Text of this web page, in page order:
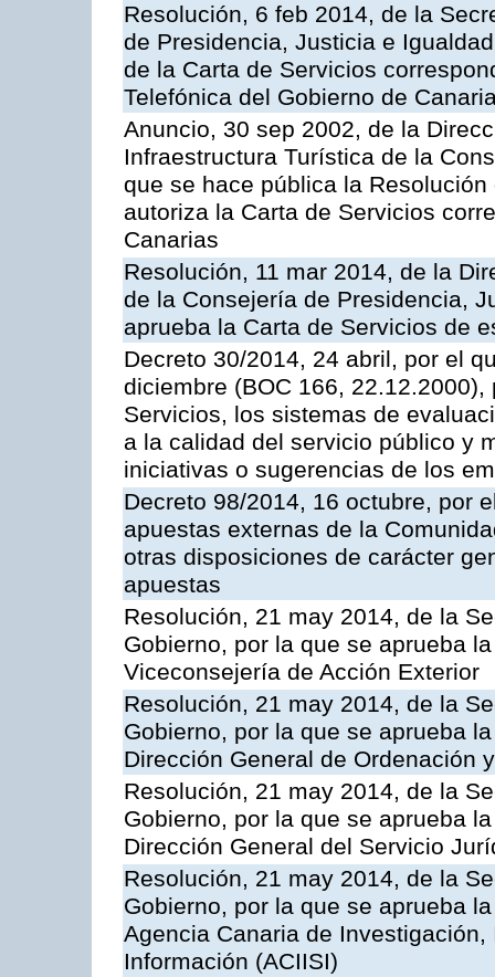
Resolución, 6 feb 2014, de la
de Presidencia, Justicia e
de la Carta de Servicios
Telefónica del Gobierno de
Anuncio, 30 sep 2002, de la
Infraestructura Turística de la
que se hace pública la
autoriza la Carta de Servicios
Canarias
Resolución, 11 mar 2014, de la
de la Consejería de Presidencia,
aprueba la Carta de Servicios de
Decreto 30/2014, 24 abril, por el
diciembre (BOC 166,
Servicios, los sistemas de
a la calidad del servicio público y
iniciativas o sugerencias de los
Decreto 98/2014, 16 octubre, por
apuestas externas de la
otras disposiciones de carácter
apuestas
Resolución, 21 may 2014, de la
Gobierno, por la que se aprueba
Viceconsejería de Acción Exterior
Resolución, 21 may 2014, de la
Gobierno, por la que se aprueba
Dirección General de Ordenación
Resolución, 21 may 2014, de la
Gobierno, por la que se aprueba
Dirección General del Servicio
Resolución, 21 may 2014, de la
Gobierno, por la que se aprueba
Agencia Canaria de
Información (ACIISI)